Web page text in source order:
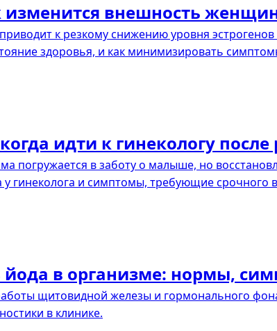
изменится внешность
к резкому снижению уровня
здоровья, и как минимизировать
идти к гинекологу
погружается в заботу о малыше, но
гинеколога и симптомы, требующие срочного
йода в организме: нормы,
щитовидной железы и гормонального
в клинике.